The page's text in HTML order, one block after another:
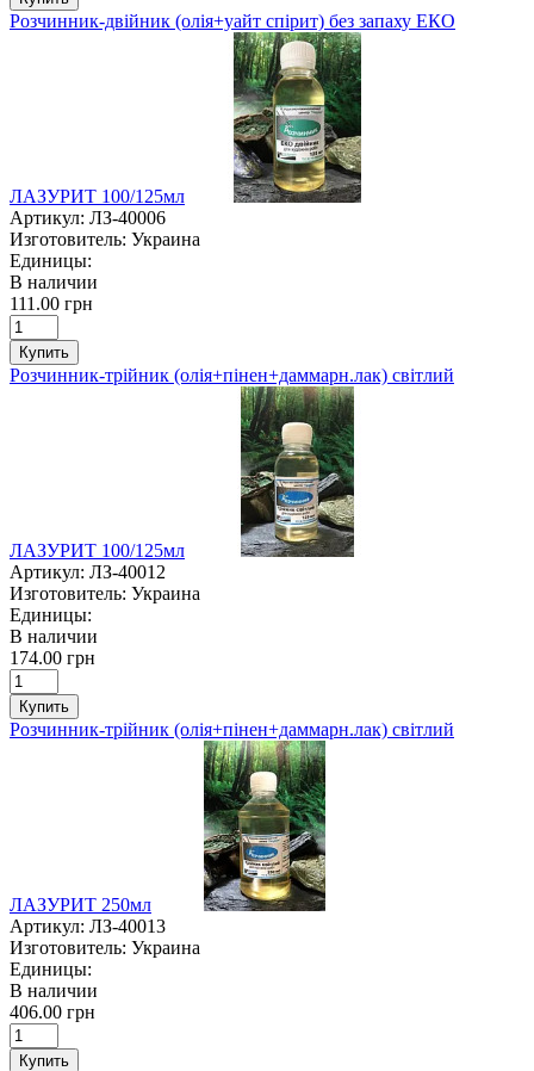
Розчинник-двійник (олія+уайт спірит) без запаху ЕКО
ЛАЗУРИТ 100/125мл
Артикул: ЛЗ-40006
Изготовитель: Украина
Единицы:
В наличии
111.00 грн
Купить
Розчинник-трійник (олія+пінен+даммарн.лак) світлий
ЛАЗУРИТ 100/125мл
Артикул: ЛЗ-40012
Изготовитель: Украина
Единицы:
В наличии
174.00 грн
Купить
Розчинник-трійник (олія+пінен+даммарн.лак) світлий
ЛАЗУРИТ 250мл
Артикул: ЛЗ-40013
Изготовитель: Украина
Единицы:
В наличии
406.00 грн
Купить